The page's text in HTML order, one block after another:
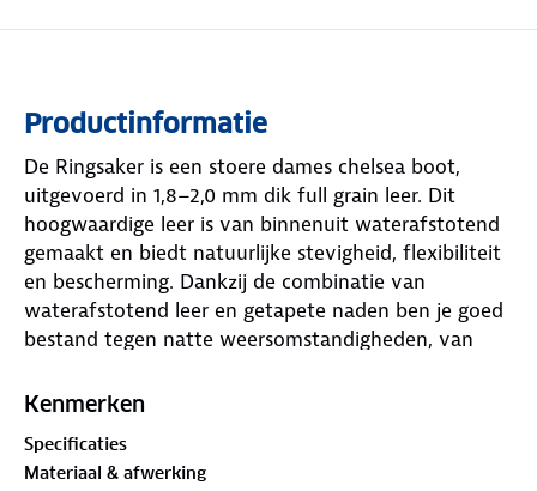
Productinformatie
De Ringsaker is een stoere dames chelsea boot,
uitgevoerd in 1,8–2,0 mm dik full grain leer. Dit
hoogwaardige leer is van binnenuit waterafstotend
gemaakt en biedt natuurlijke stevigheid, flexibiliteit
en bescherming. Dankzij de combinatie van
waterafstotend leer en getapete naden ben je goed
bestand tegen natte weersomstandigheden, van
bospaadjes.
Aan de binnenkant zorgt een volledig wollen
voering voor warme, droge en comfortabele voeten.
Kenmerken
Specificaties
Materiaal & afwerking